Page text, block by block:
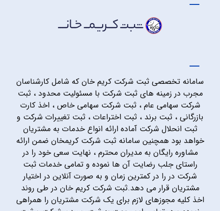
سامانه تخصصی ثبت شرکت کریم خان که شامل کارشناسان
مجرب در زمینه های ثبت شرکت با مسئولیت محدود ، ثبت
شرکت سهامی عام ، ثبت شرکت سهامی خاص ، اخذ کارت
بازرگانی ، ثبت برند ، ثبت اختراعات ، ثبت تغییرات شرکت و
ثبت انحلال شرکت آماده ارائه انواع خدمات به مشتریان
خواهد بود همچنین سامانه ثبت شرکت کریمخان ضمن ارائه
مشاوره رایگان به مدیران محترم ، نهایت سعی خود را در
راستای جلب رضایت آن ها نموده و تمامی خدمات ثبت
شرکت در را در کمترین زمان و به صورت آنلاین در اختیار
مشتریان قرار می دهد.ثبت شرکت کریم خان در طی روند
اخذ کلیه مجوزهای لازم برای یک شرکت مشتریان را همراهی